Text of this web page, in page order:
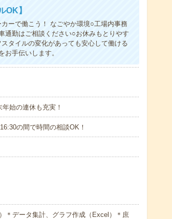
OK】
ーで働こう！ なごやか環境○工場内事務
通勤はご相談ください○お休みもとりやす
タイルの変化があっても安心して働ける
手伝いします。
始の連休も充実！
の間で時間の相談OK！
＊データ集計、グラフ作成（Excel）＊庶